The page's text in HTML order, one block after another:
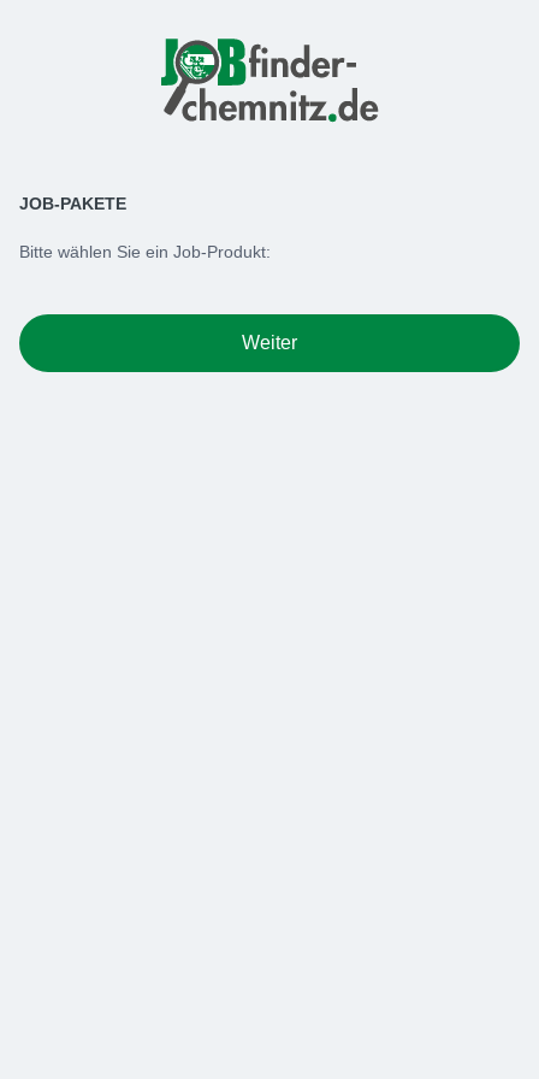
JOB-PAKETE
Bitte wählen Sie ein Job-Produkt:
Weiter